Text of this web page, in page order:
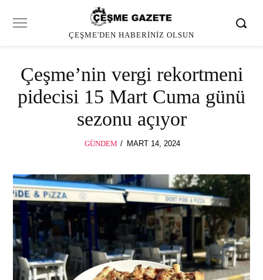
ÇEŞME'DEN HABERINIZ OLSUN
Çeşme’nin vergi rekortmeni
pidecisi 15 Mart Cuma günü
sezonu açıyor
GÜNDEM
POSTED
MART 14, 2024MART